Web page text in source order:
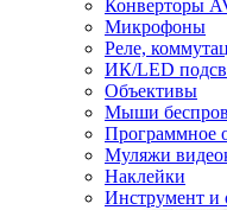
Конверторы
Микрофоны
Реле,
ИК/LED
Объективы
Мыши
Программное
Муляжи
Наклейки
Инструмент и